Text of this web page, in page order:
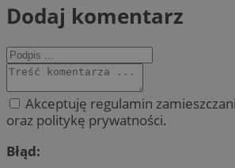
Dodaj komentarz
Akceptuję regulamin
oraz politykę prywatności.
Błąd: